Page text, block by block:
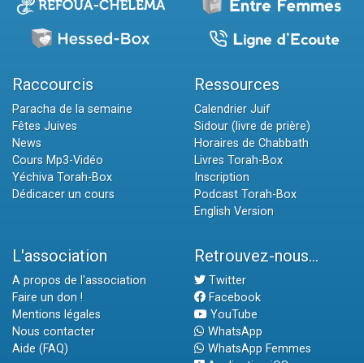
Raccourcis
Paracha de la semaine
Fêtes Juives
News
Cours Mp3-Vidéo
Yéchiva Torah-Box
Dédicacer un cours
Ressources
Calendrier Juif
Sidour (livre de prière)
Horaires de Chabbath
Livres Torah-Box
Inscription
Podcast Torah-Box
English Version
L'association
A propos de l'association
Faire un don !
Mentions légales
Nous contacter
Aide (FAQ)
Retrouvez-nous...
Twitter
Facebook
YouTube
WhatsApp
WhatsApp Femmes